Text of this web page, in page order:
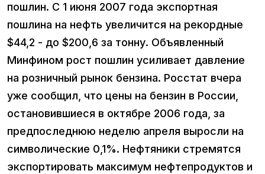
пошлин. С 1 июня 2007 года экспортная
пошлина на нефть увеличится на рекордные
$44,2 - до $200,6 за тонну. Объявленный
Минфином рост пошлин усиливает давление
на розничный рынок бензина. Росстат вчера
уже сообщил, что цены на бензин в России,
остановившиеся в октябре 2006 года, за
предпоследнюю неделю апреля выросли на
символические 0,1%. Нефтяники стремятся
экспортировать максимум нефтепродуктов и